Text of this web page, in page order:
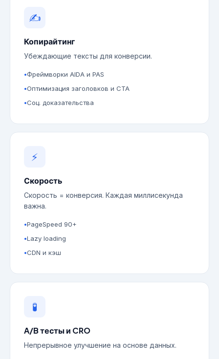
✍️
Копирайтинг
Убеждающие тексты для конверсии.
Фреймворки AIDA и PAS
Оптимизация заголовков и CTA
Соц. доказательства
⚡
Скорость
Скорость = конверсия. Каждая миллисекунда
важна.
PageSpeed 90+
Lazy loading
CDN и кэш
🧪
A/B тесты и CRO
Непрерывное улучшение на основе данных.